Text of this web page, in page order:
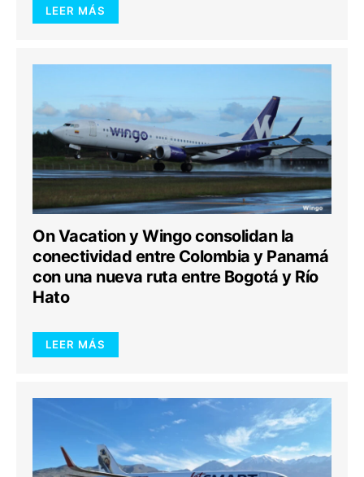
LEER MÁS
On Vacation y Wingo consolidan la
conectividad entre Colombia y Panamá
con una nueva ruta entre Bogotá y Río
Hato
LEER MÁS